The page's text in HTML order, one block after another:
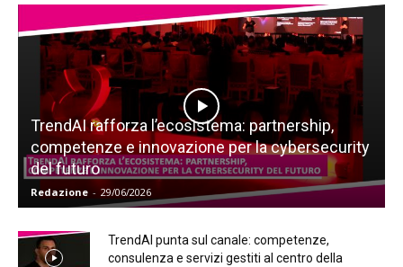
TrendAI rafforza l’ecosistema: partnership,
competenze e innovazione per la cybersecurity
del futuro
Redazione - 29/06/2026
TrendAI punta sul canale: competenze,
consulenza e servizi gestiti al centro della